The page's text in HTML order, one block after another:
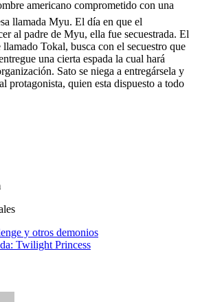
americano comprometido con una
llamada Myu. El día en que el
al padre de Myu, ella fue secuestrada. El
Tokal, busca con el secuestro que
una cierta espada la cual hará
Sato se niega a entregársela y
protagonista, quien esta dispuesto a todo
y otros demonios
Twilight Princess